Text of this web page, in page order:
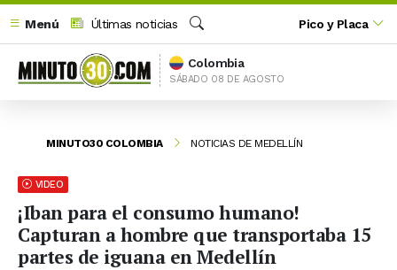
Menú
Últimas noticias
Buscar
Pico y Placa
Colombia
SÁBADO 08 DE AGOSTO
MINUTO30 COLOMBIA NOTICIAS DE MEDELLÍN
VIDEO
¡Iban para el consumo humano!
Capturan a hombre que transportaba 15
partes de iguana en Medellín